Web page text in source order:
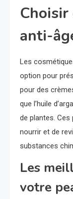
anti-
Les
option pour
pour des
que l’huile
de plantes. Ces
nourrir et de
substances
Les
votre